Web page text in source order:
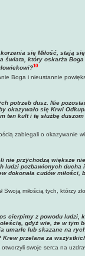
się Miłość, stają
który oskarża Boga
10
Boga i nieustannie
potrzeb dusz. Nie
okazywało się Krwi
ten kult i tę służbę
zabiegali o okazywanie
nie przychodzą większe
ludzi pozbawionych ducha
cudów miłości,
miłością tych, którzy
cierpimy z powodu ludzi,
gdyż wie, że w tym
lub skazane na
przelana za
swoje serca na